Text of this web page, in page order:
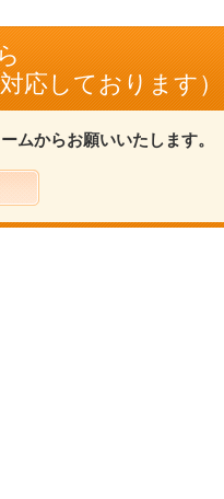
応しております）
ムからお願いいたします。